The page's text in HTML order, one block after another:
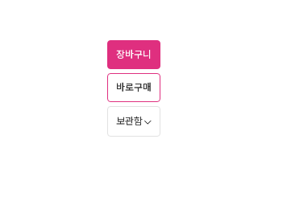
장바구니
바로구매
보관함